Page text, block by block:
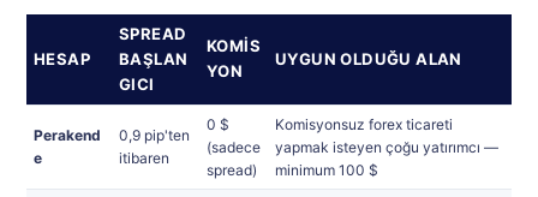
HESAP
SPREAD
BAŞLAN
GICI
KOMIS
YON
UYGUN OLDUĞU ALAN
Perakend
e
0,9 pip'ten
itibaren
0 $
(sadece
spread)
Komisyonsuz forex ticareti
yapmak isteyen çoğu yatırımcı —
minimum 100 $